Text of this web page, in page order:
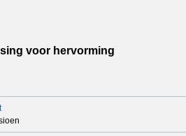
voor hervorming